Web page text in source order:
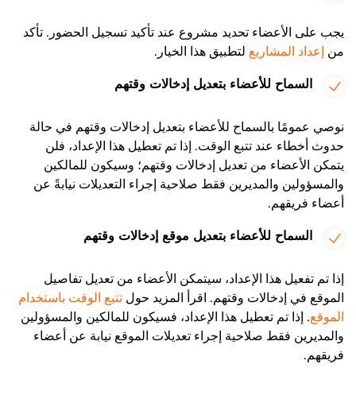
يجب على الأعضاء تحديد مشروع عند تأكيد تسجيل الحضور. تأكد
من إعداد المشاريع لتطبيق هذا الخيار.
السماح للأعضاء بتعديل إدخالات وقتهم
نوصي عمومًا بالسماح للأعضاء بتعديل إدخالات وقتهم في حالة
حدوث أخطاء عند تتبع الوقت. إذا تم تعطيل هذا الإعداد، فلن
يتمكن الأعضاء من تعديل إدخالات وقتهم؛ وسيكون للمالكين
والمسؤولين والمديرين فقط صلاحية إجراء التعديلات نيابةً عن
أعضاء فريقهم.
السماح للأعضاء بتعديل موقع إدخالات وقتهم
إذا تم تفعيل هذا الإعداد، سيتمكن الأعضاء من تعديل تفاصيل
الموقع في إدخالات وقتهم. اقرأ المزيد حول تتبع الوقت باستخدام
الموقع. إذا تم تعطيل هذا الإعداد، فسيكون للمالكين والمسؤولين
والمديرين فقط صلاحية إجراء تعديلات الموقع نيابة عن أعضاء
فريقهم.